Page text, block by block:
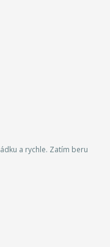
a rychle. Zatím beru